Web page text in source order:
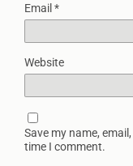
Email *
Website
Save my name,
time I comment.